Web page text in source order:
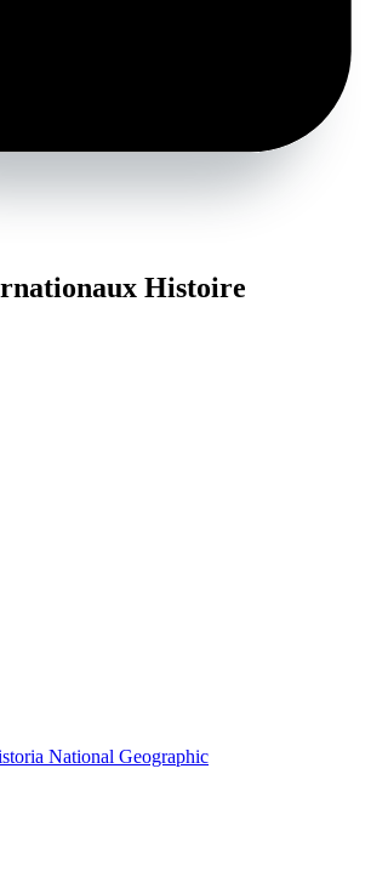
Histoire
National Geographic